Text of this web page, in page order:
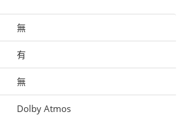
無
有
無
Dolby Atmos